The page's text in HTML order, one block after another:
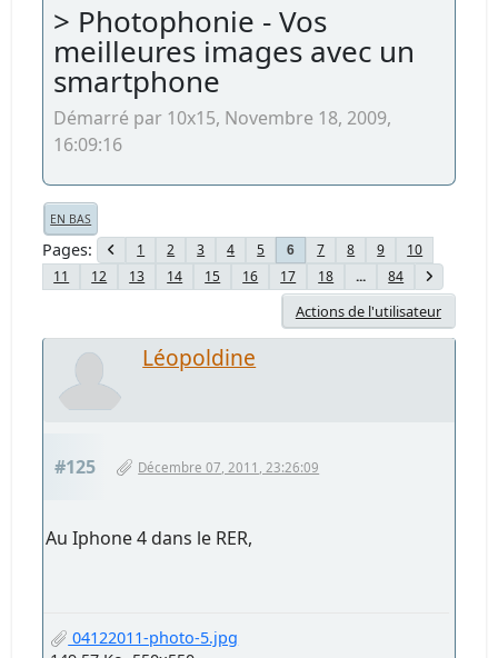
> Photophonie - Vos
meilleures images avec un
smartphone
Démarré par 10x15, Novembre 18, 2009,
16:09:16
EN BAS
Pages 1 2 3 4 5 6 7 8 9
10
11
12 13 14 15 16 17 18 ... 84
Actions de l'utilisateur
Léopoldine
#125 Décembre 07, 2011, 23:26:09
Au Iphone 4 dans le RER,
04122011-photo-5.jpg